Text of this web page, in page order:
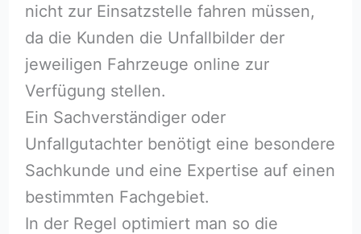
nicht zur Einsatzstelle fahren müssen,
da die Kunden die Unfallbilder der
jeweiligen Fahrzeuge online zur
Verfügung stellen.
Ein Sachverständiger oder
Unfallgutachter benötigt eine besondere
Sachkunde und eine Expertise auf einen
bestimmten Fachgebiet.
In der Regel optimiert man so die